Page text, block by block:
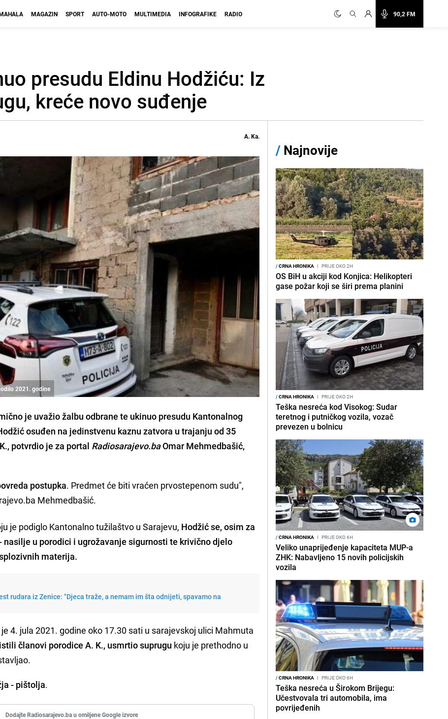
90,2 FM
MAGAZIN SPORT AUTO-MOTO MULTIMEDIA INFOGRAFIKE RADIO
presudu Eldinu Hodžiću: Iz
kreće novo suđenje
A. Ka.
2021. godine
je uvažio žalbu odbrane te ukinuo presudu Kantonalnog
osuđen na jedinstvenu kaznu zatvora u trajanju od 35
potvrdio je za portal Radiosarajevo.baOmar Mehmedbašić,
postupka. Predmet će biti vraćen prvostepenom sudu",
Mehmedbašić.
je podiglo Kantonalno tužilaštvo u Sarajevu, Hodžić se, osim za
u porodici i ugrožavanje sigurnosti te krivično djelo
materija.
rudara iz Zenice: "Djeca traže, a nemam im šta odnijeti, spavamo na
4. jula 2021. godine oko 17.30 sati u sarajevskoj ulici Mahmuta
članovi porodice A. K., usmrtio suprugu koju je prethodno u
- pištolja.
Dodajte Radiosarajevo.ba u omiljene Google izvore
/ Najnovije
/CRNA HRONIKA I PRIJE OKO 2H
OS BiH u akciji kod Konjica: Helikopteri
gase požar koji se širi prema planini
/CRNA HRONIKA I PRIJE OKO 2H
Teška nesreća kod Visokog: Sudar
teretnog i putničkog vozila, vozač
prevezen u bolnicu
/CRNA HRONIKA I PRIJE OKO 6H
Veliko unaprijeđenje kapaciteta MUP-a
ZHK: Nabavljeno 15 novih policijskih
vozila
/CRNA HRONIKA I PRIJE OKO 6H
Teška nesreća u Širokom Brijegu:
Učestvovala tri automobila, ima
povrijeđenih